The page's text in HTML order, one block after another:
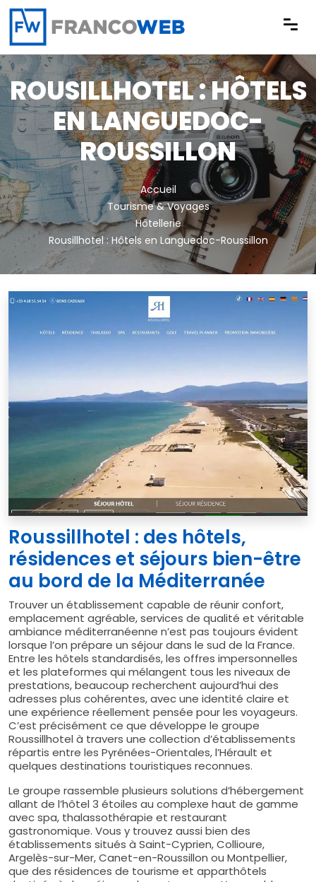
Panneau de gestion des cookies
ROUSILLHOTEL : HÔTELS
EN LANGUEDOC-
ROUSSILLON
Accueil
Tourisme & Voyages
Hôtellerie
Rousillhotel : Hôtels en Languedoc-Roussillon
Roussillhotel : des hôtels,
résidences et séjours bien-être
au bord de la Méditerranée
Trouver un établissement capable de réunir confort,
emplacement agréable, services de qualité et véritable
ambiance méditerranéenne n’est pas toujours évident
lorsque l’on prépare un séjour dans le sud de la France.
Entre les hôtels standardisés, les offres impersonnelles
et les plateformes qui mélangent tous les niveaux de
prestations, beaucoup recherchent aujourd’hui des
adresses plus cohérentes, avec une identité claire et
une expérience réellement pensée pour les voyageurs.
C’est précisément ce que développe le groupe
Roussillhotel à travers une collection d’établissements
répartis entre les Pyrénées-Orientales, l’Hérault et
quelques destinations touristiques reconnues.
Le groupe rassemble plusieurs solutions d’hébergement
allant de l’hôtel 3 étoiles au complexe haut de gamme
avec spa, thalassothérapie et restaurant
gastronomique. Vous y trouvez aussi bien des
établissements situés à Saint-Cyprien, Collioure,
Argelès-sur-Mer, Canet-en-Roussillon ou Montpellier,
que des résidences de tourisme et apparthôtels